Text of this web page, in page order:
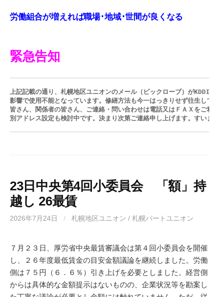
労働組合が増えれば職場･地域･世間が良くなる
緊急告知
上記記載の通り、札幌地区ユニオンのメール（ビックローブ）がKDDI発
影響で使用不能となっています。修繕方法も今一はっきりせず往生して
皆さん、関係者の皆さん、ご連絡・問い合わせは電話又はＦＡＸをご利
別アドレス設定も検討中です。決まり次第ご連絡申し上げます。すいま
23日中央第4回小委員会 「額」持
越し 26最賃
2026年7月24日 / 札幌地区ユニオン / 札幌パートユニオン
７月２３日、厚労省中央最賃審議会は第４回小委員会を開催
し、２６年度最低賃金の目安金額議論を継続しました。労働
側は７５円（６．６％）引き上げを必要としました。経営側
からは具体的な金額提示はないものの、企業状況等を勘案し